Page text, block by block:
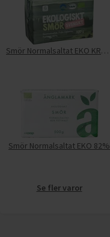
Smör Normalsaltat EKO KRAV 82%
Smör Normalsaltat EKO 82%
Se fler varor